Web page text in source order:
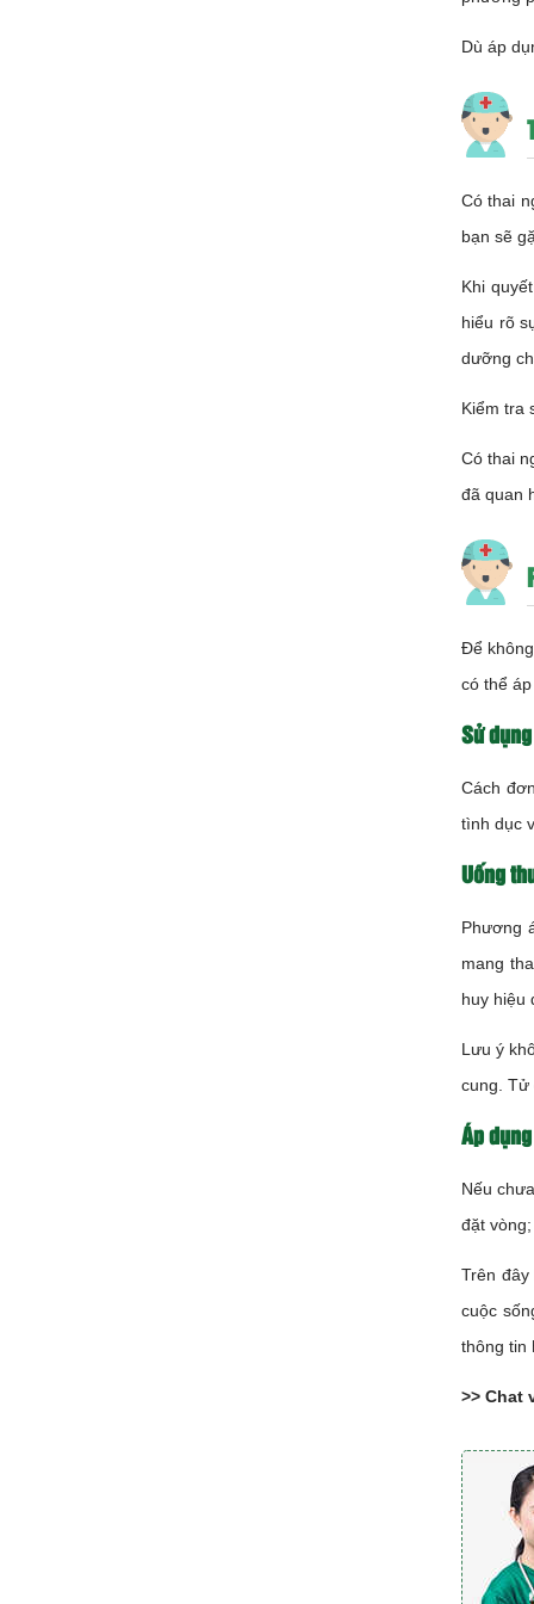
Dù áp
Có thai
bạn sẽ
Khi
hiểu rõ
dưỡng
Kiểm tra
Có thai
đã quan
Để
có thể
Sử
Cách
tình dục
Uống
Phương
mang
huy hiệu
Lưu ý
cung. Tử
Áp
Nếu
đặt
Trên
cuộc
thông tin
>> Chat